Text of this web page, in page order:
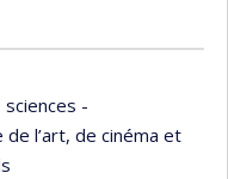
-
l’art, de cinéma et